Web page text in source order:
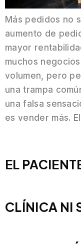
Más pedidos no
aumento de
mayor
muchos
volumen, pero
una trampa
una falsa
es vender más.
EL
CLÍNICA NI